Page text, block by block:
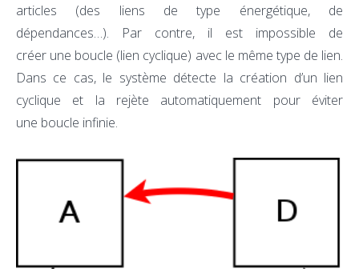
articles (des liens de type énergétique, de
dépendances…). Par contre, il est impossible de
créer une boucle (lien cyclique) avec le même type de lien.
Dans ce cas, le système détecte la création d’un lien
cyclique et la rejète automatiquement pour éviter
une boucle infinie.